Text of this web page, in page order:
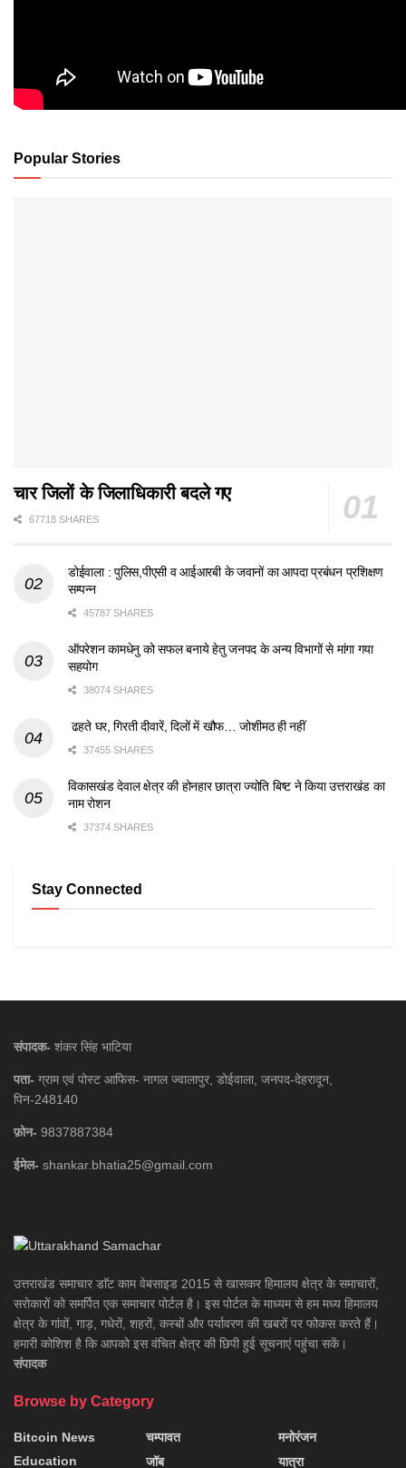
Popular Stories
चार जिलों के जिलाधिकारी बदले गए
67718 SHARES
डोईवाला : पुलिस,पीएसी व आईआरबी के जवानों का आपदा प्रबंधन प्रशिक्षण
सम्पन्न
45787 SHARES
ऑपरेशन कामधेनु को सफल बनाये हेतु जनपद के अन्य विभागों से मांगा गया
सहयोग
38074 SHARES
ढहते घर, गिरती दीवारें, दिलों में खौफ… जोशीमठ ही नहीं
37455 SHARES
विकासखंड देवाल क्षेत्र की होनहार छात्रा ज्योति बिष्ट ने किया उत्तराखंड का
नाम रोशन
37374 SHARES
Stay Connected
संपादक- शंकर सिंह भाटिया
पता- ग्राम एवं पोस्ट आफिस- नागल ज्वालापुर, डोईवाला, जनपद-देहरादून,
पिन-248140
फ़ोन- 9837887384
ईमेल- shankar.bhatia25@gmail.com
उत्तराखंड समाचार डाॅट काम वेबसाइड 2015 से खासकर हिमालय क्षेत्र के समाचारों,
सरोकारों को समर्पित एक समाचार पोर्टल है। इस पोर्टल के माध्यम से हम मध्य हिमालय
क्षेत्र के गांवों, गाड़, गधेरों, शहरों, कस्बों और पर्यावरण की खबरों पर फोकस करते हैं।
हमारी कोशिश है कि आपको इस वंचित क्षेत्र की छिपी हुई सूचनाएं पहुंचा सकें।
संपादक
Browse by Category
Bitcoin News
Education
चम्पावत
जॉब
मनोरंजन
यात्रा